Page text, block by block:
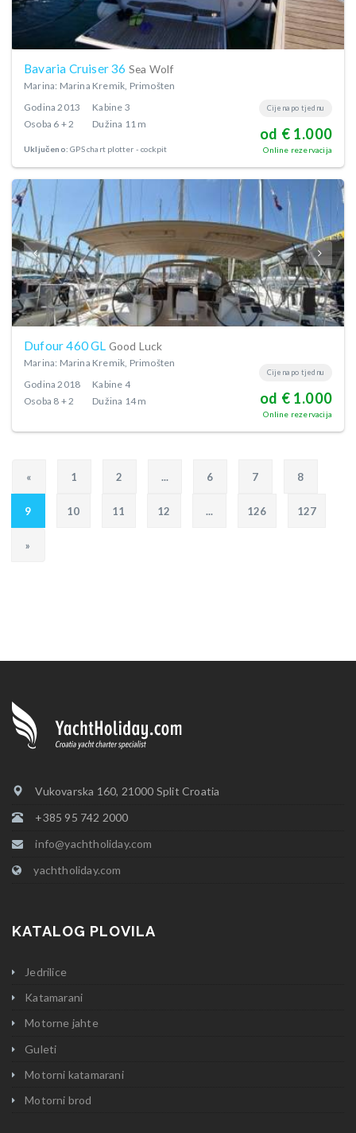
Bavaria Cruiser 36 Sea Wolf
Marina: Marina Kremik, Primošten
Godina 2013 Kabine 3
Osoba 6 + 2 Dužina 11 m
Uključeno: GPS chart plotter - cockpit
Cijena po tjednu
od € 1.000
Online rezervacija
Dufour 460 GL Good Luck
Marina: Marina Kremik, Primošten
Godina 2018 Kabine 4
Osoba 8 + 2 Dužina 14 m
Cijena po tjednu
od € 1.000
Online rezervacija
« 1 2 ... 6 7 8
9 10 11 12 ... 126 127
»
Vukovarska 160, 21000 Split Croatia
+385 95 742 2000
info@yachtholiday.com
yachtholiday.com
KATALOG PLOVILA
Jedrilice
Katamarani
Motorne jahte
Guleti
Motorni katamarani
Motorni brod